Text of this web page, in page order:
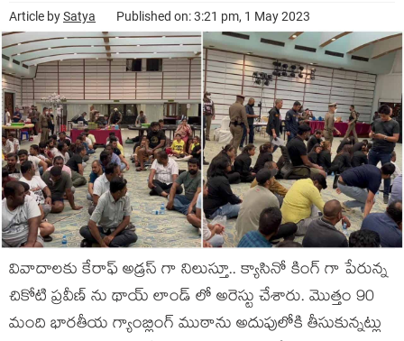
Article bySatya Published on: 3:21 pm, 1 May 2023
వివాదాలకు కేరాఫ్ అడ్రస్ గా నిలుస్తూ.. క్యాసినో కింగ్ గా పేరున్న
చికోటి ప్రవీణ్ ను థాయ్ లాండ్ లో అరెస్టు చేశారు. మొత్తం 90
మంది భారతీయ గ్యాంబ్లింగ్ ముఠాను అదుపులోకి తీసుకున్నట్లు